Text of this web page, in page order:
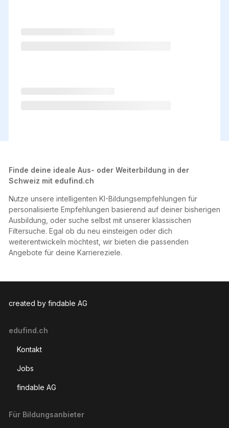
Finde deine ideale Aus- oder Weiterbildung in der
Schweiz mit edufind.ch
Nutze unsere intelligenten KI-Bildungsempfehlungen für
personalisierte Empfehlungen basierend auf deiner bisherigen
Ausbildung, oder suche selbst mit unserer klassischen
Filtersuche. Egal ob du neu einsteigen oder dich
weiterentwickeln möchtest, wir bieten die passenden
Angebote für deine Karriereziele.
created by findable AG
edufind.ch
Kontakt
Jobs
findable AG
Für Bildungsanbieter